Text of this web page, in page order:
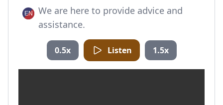
We are here to provide advice and
assistance.
0.5x Listen 1.5x